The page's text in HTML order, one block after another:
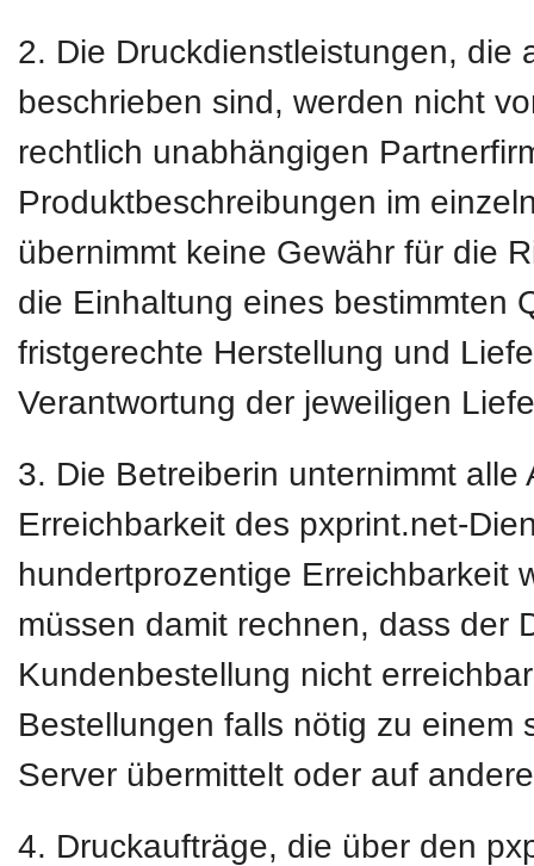
2. Die Druckdienstleistungen, die
beschrieben sind, werden nicht
rechtlich unabhängigen
Produktbeschreibungen im
übernimmt keine Gewähr für die
die Einhaltung eines bestimmten
fristgerechte Herstellung und
Verantwortung der jeweiligen
3. Die Betreiberin unternimmt
Erreichbarkeit des pxprint.net-
hundertprozentige Erreichbarkeit
müssen damit rechnen, dass der
Kundenbestellung nicht
Bestellungen falls nötig zu
Server übermittelt oder auf
4. Druckaufträge, die über den